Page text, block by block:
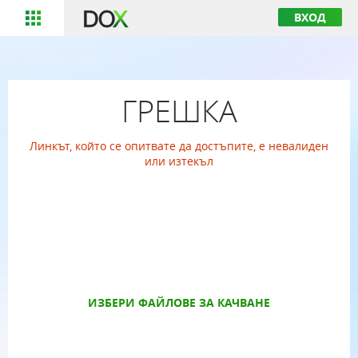
ВХОД
ГРЕШКА
Линкът, който се опитвате да достъпите, е невалиден
или изтекъл
ИЗБЕРИ ФАЙЛОВЕ ЗА КАЧВАНЕ